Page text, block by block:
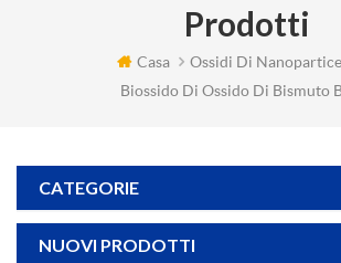
Prodotti
Casa
Ossidi Di
Biossido Di Ossido Di Bismuto
CATEGORIE
NUOVI PRODOTTI